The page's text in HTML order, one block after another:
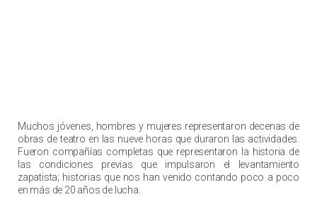
Muchos jóvenes, hombres y mujeres representaron decenas de
obras de teatro en las nueve horas que duraron las actividades.
Fueron compañías completas que representaron la historia de
las condiciones previas que impulsaron el levantamiento
zapatista; historias que nos han venido contando poco a poco
en más de 20 años de lucha.